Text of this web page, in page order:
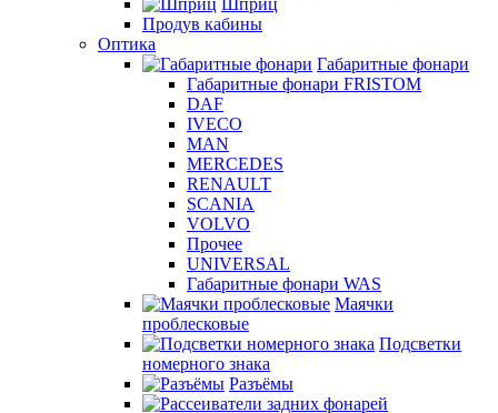
Шприц
Продув кабины
Оптика
Габаритные фонари
Габаритные фонари FRISTOM
DAF
IVECO
MAN
MERCEDES
RENAULT
SCANIA
VOLVO
Прочее
UNIVERSAL
Габаритные фонари WAS
Маячки
проблесковые
Подсветки
номерного знака
Разъёмы